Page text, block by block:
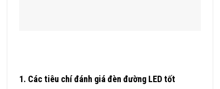
1. Các tiêu chí đánh giá đèn đường LED tốt